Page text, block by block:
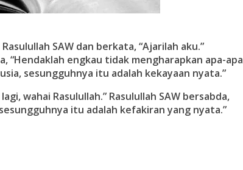
SAW dan berkata, “Ajarilah aku.”
“Hendaklah engkau tidak mengharapkan apa-apa
sesungguhnya itu adalah kekayaan nyata.”
wahai Rasulullah.” Rasulullah SAW bersabda,
itu adalah kefakiran yang nyata.”